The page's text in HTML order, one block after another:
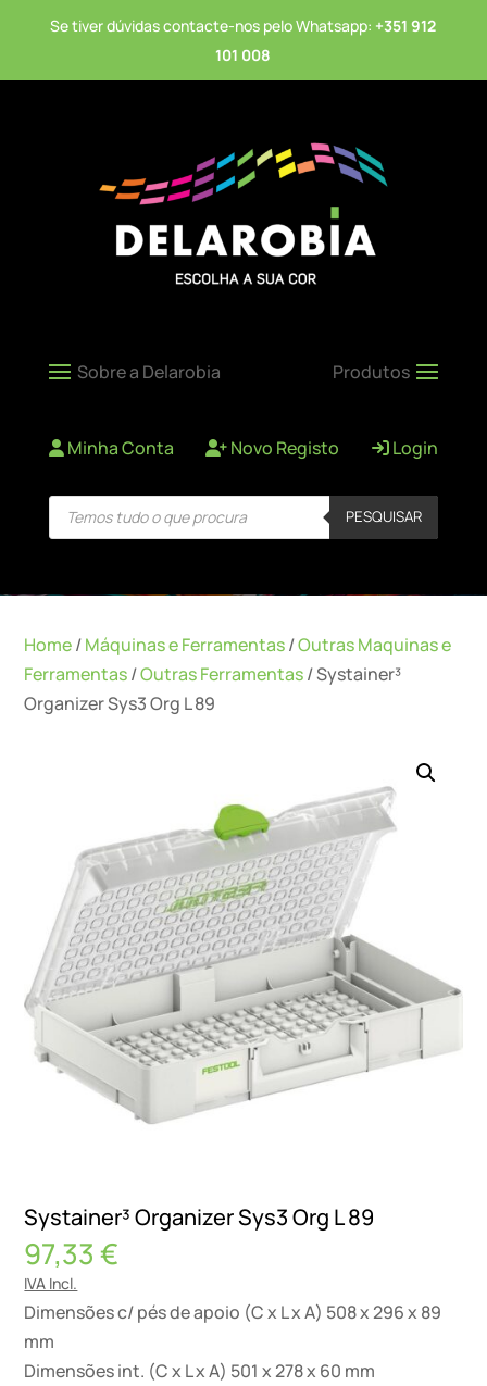
Se tiver dúvidas contacte-nos pelo Whatsapp: +351 912
101 008
Minha Conta Novo Registo Login
Products
search PESQUISAR
Home/Máquinas e Ferramentas/Outras Maquinas e
Ferramentas/Outras Ferramentas/ Systainer³
Organizer Sys3 Org L 89
Systainer³ Organizer Sys3 Org L 89
97,33€
IVA Incl.
Dimensões c/ pés de apoio (C x L x A) 508 x 296 x 89
mm
Dimensões int. (C x L x A) 501 x 278 x 60 mm